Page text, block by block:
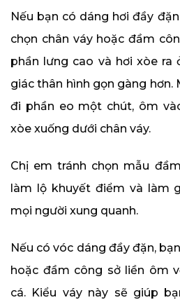
Nếu bạn có dáng hơi đầy
chọn chân váy hoặc đầm
phần lưng cao và hơi xòe ra
giác thân hình gọn gàng hơn.
đi phần eo một chút, ôm
xòe xuống dưới chân váy.
Chị em tránh chọn mẫu
làm lộ khuyết điểm và làm
mọi người xung quanh.
Nếu có vóc dáng đầy đặn,
hoặc đầm công sở liền ôm
cá. Kiểu váy này sẽ giúp